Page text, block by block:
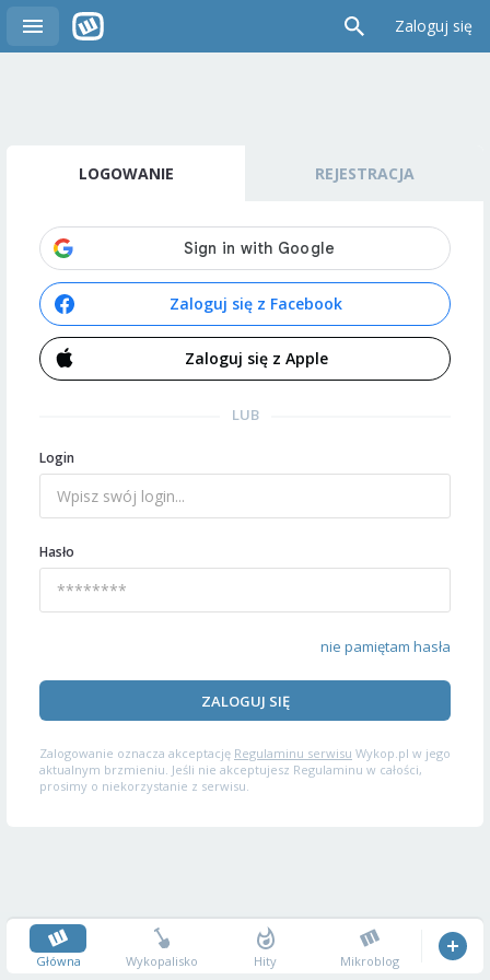
Zaloguj się
LOGOWANIE REJESTRACJA
Zaloguj się z Facebook
Zaloguj się z Apple
LUB
Login
Hasło
nie pamiętam hasła
ZALOGUJ SIĘ
Zalogowanie oznacza akceptację Regulaminu serwisu Wykop.pl w jego
aktualnym brzmieniu. Jeśli nie akceptujesz Regulaminu w całości,
prosimy o niekorzystanie z serwisu.
Główna Wykopalisko Hity Mikroblog